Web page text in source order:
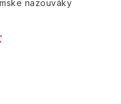
nazouváky